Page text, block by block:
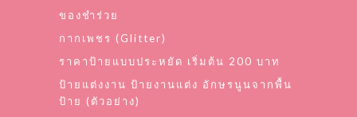
ของชำร่วย
กากเพชร (Glitter)
ราคาป้ายแบบประหยัด เริ่มต้น 200 บาท
ป้ายแต่งงาน ป้ายงานแต่ง อักษรนูนจากพื้น
ป้าย (ตัวอย่าง)